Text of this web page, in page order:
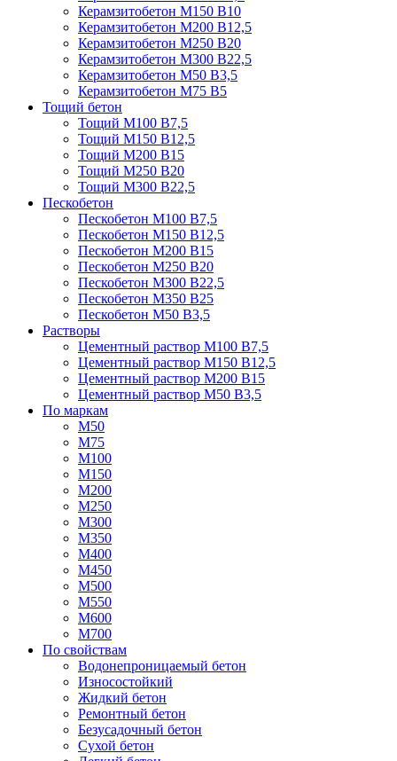
Керамзитобетон М150 В10
Керамзитобетон М200 В12,5
Керамзитобетон М250 В20
Керамзитобетон М300 В22,5
Керамзитобетон М50 В3,5
Керамзитобетон М75 В5
Тощий бетон
Тощий М100 В7,5
Тощий М150 В12,5
Тощий М200 В15
Тощий М250 В20
Тощий М300 В22,5
Пескобетон
Пескобетон М100 В7,5
Пескобетон М150 В12,5
Пескобетон М200 В15
Пескобетон М250 В20
Пескобетон М300 В22,5
Пескобетон М350 В25
Пескобетон М50 В3,5
Растворы
Цементный раствор М100 В7,5
Цементный раствор М150 В12,5
Цементный раствор М200 В15
Цементный раствор М50 В3,5
По маркам
М50
М75
М100
М150
М200
М250
М300
М350
М400
М450
М500
М550
М600
М700
По свойствам
Водонепроницаемый бетон
Износостойкий
Жидкий бетон
Ремонтный бетон
Безусадочный бетон
Сухой бетон